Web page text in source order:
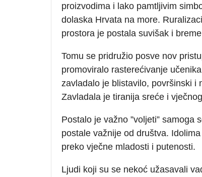
proizvodima i lako pamtljivim
dolaska Hrvata na more.
prostora je postala suvišak i
Tomu se pridružio posve nov
promoviralo rasterećivanje
zavladalo je blistavilo, površinski i
Zavladala je tiranija sreće i
Postalo je važno ”voljeti” samoga
postale važnije od društva.
preko vječne mladosti i putenosti.
Ljudi koji su se nekoć užasavali